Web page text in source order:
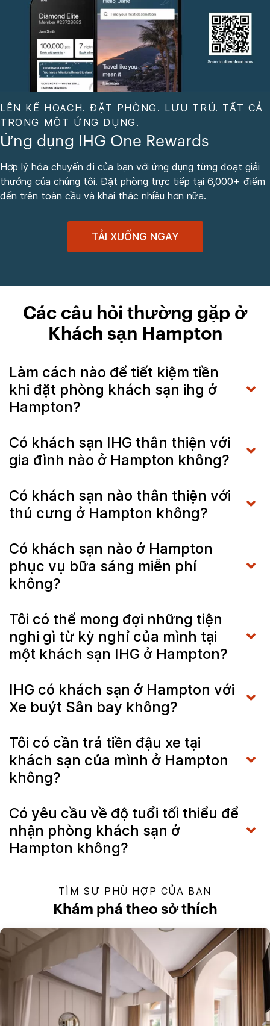
LÊN KẾ HOẠCH. ĐẶT PHÒNG. LƯU TRÚ. TẤT CẢ
TRONG MỘT ỨNG DỤNG.
Ứng dụng IHG One Rewards
Hợp lý hóa chuyến đi của bạn với ứng dụng từng đoạt giải
thưởng của chúng tôi. Đặt phòng trực tiếp tại 6,000+ điểm
đến trên toàn cầu và khai thác nhiều hơn nữa.
TẢI XUỐNG NGAY
Các câu hỏi thường gặp ở
Khách sạn Hampton
Làm cách nào để tiết kiệm tiền
khi đặt phòng khách sạn ihg ở
Hampton?
Có khách sạn IHG thân thiện với
gia đình nào ở Hampton không?
Có khách sạn nào thân thiện với
thú cưng ở Hampton không?
Có khách sạn nào ở Hampton
phục vụ bữa sáng miễn phí
không?
Tôi có thể mong đợi những tiện
nghi gì từ kỳ nghỉ của mình tại
một khách sạn IHG ở Hampton?
IHG có khách sạn ở Hampton với
Xe buýt Sân bay không?
Tôi có cần trả tiền đậu xe tại
khách sạn của mình ở Hampton
không?
Có yêu cầu về độ tuổi tối thiểu để
nhận phòng khách sạn ở
Hampton không?
TÌM SỰ PHÙ HỢP CỦA BẠN
Khám phá theo sở thích